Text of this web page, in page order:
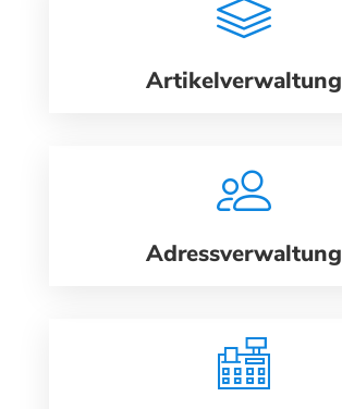
Artikelverwaltung
Adressverwaltung